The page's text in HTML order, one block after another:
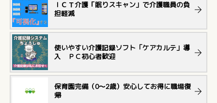
ＩＣＴ介護「眠りスキャン」で介護職員の負
担軽減
使いやすい介護記録ソフト「ケアカルテ」導
入 ＰＣ初心者歓迎
保育園完備（0～2歳）安心してお得に職場復
帰